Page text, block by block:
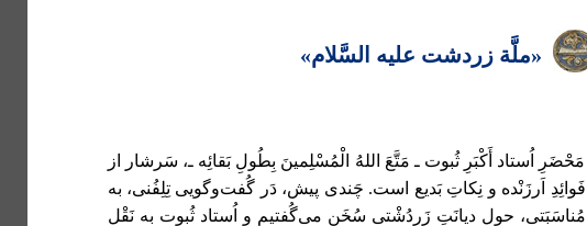
«ملَّة زردشت علیه السَّلام»
مَحْضَرِ اُستاد أَکْبَرِ ثُبوت ـ مَتَّعَ اللهُ الْمُسْلِمینَ بِطُولِ بَقائِه ـ، سَرشار از
فَوائِدِ اَرزَنْده و نِکاتِ بَدیع است. چَندی پیش، دَر گُفت‌وگویی تِلِفُنی، به
مُناسَبَتی، حولِ دیانَتِ زَردُشْتی سُخَن می‌گُفتیم و اُستاد ثُبوت به نَقْلِ